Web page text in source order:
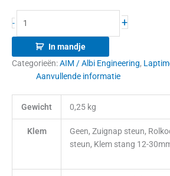
- +
In mandje
Categorieën:AIM / Albi Engineering,
Aanvullende informatie
Gewicht 0,25 kg
Klem
Geen, Zuignap steun,
steun, Klem stang 12-